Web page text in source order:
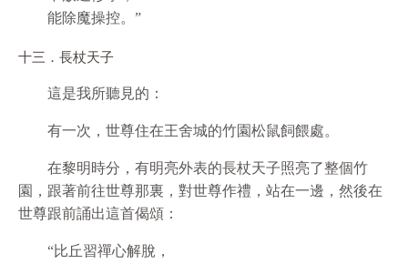
能除魔操控。”
十三．長杖天子
這是我所聽見的：
有一次，世尊住在王舍城的竹園松鼠飼餵處。
在黎明時分，有明亮外表的長杖天子照亮了整個竹
園，跟著前往世尊那裏，對世尊作禮，站在一邊，然後在
世尊跟前誦出這首偈頌：
“比丘習禪心解脫，